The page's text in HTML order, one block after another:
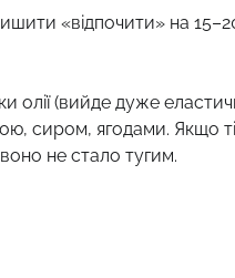
«відпочити» на
(вийде дуже
сиром, ягодами. Якщо
не стало тугим.